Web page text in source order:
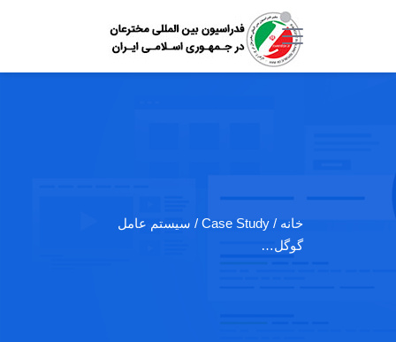
خانه
/ Case Study / سیستم عامل
گوگل…